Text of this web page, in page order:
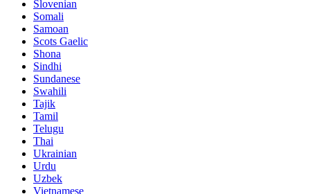
Slovenian
Somali
Samoan
Scots Gaelic
Shona
Sindhi
Sundanese
Swahili
Tajik
Tamil
Telugu
Thai
Ukrainian
Urdu
Uzbek
Vietnamese